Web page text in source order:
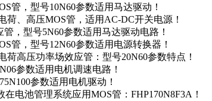
管，型号10N60参数适用马达驱动！
荷、高压MOS管，适用AC-DC开关电源！
，型号5N60参数适用马达驱动电路！
管，型号12N60参数适用电源转换器！
荷高压功率场效应管：型号20N60参数特点！
参数适用电机调速电路！
参数适用电机驱动！
在电池管理系统应用MOS管：FHP170N8F3A！